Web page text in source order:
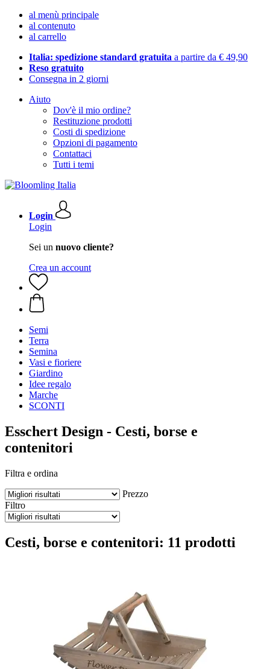
al menù principale
al contenuto
al carrello
Italia: spedizione standard gratuita a partire da € 49,90
Reso gratuito
Consegna in 2 giorni
Aiuto
Dov'è il mio ordine?
Restituzione prodotti
Costi di spedizione
Opzioni di pagamento
Contattaci
Tutti i temi
Login
Login
Sei un nuovo cliente?
Crea un account
Semi
Terra
Semina
Vasi e fioriere
Giardino
Idee regalo
Marche
SCONTI
Esschert Design - Cesti, borse e
contenitori
Filtra e ordina
Prezzo
Filtro
Cesti, borse e contenitori: 11 prodotti